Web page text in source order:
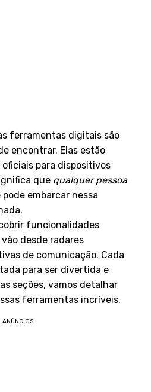
ferramentas digitais são
encontrar. Elas estão
para dispositivos
que qualquer pessoa
embarcar nessa
funcionalidades
desde radares
de comunicação. Cada
para ser divertida e
seções, vamos detalhar
ferramentas incríveis.
ANÚNCIOS